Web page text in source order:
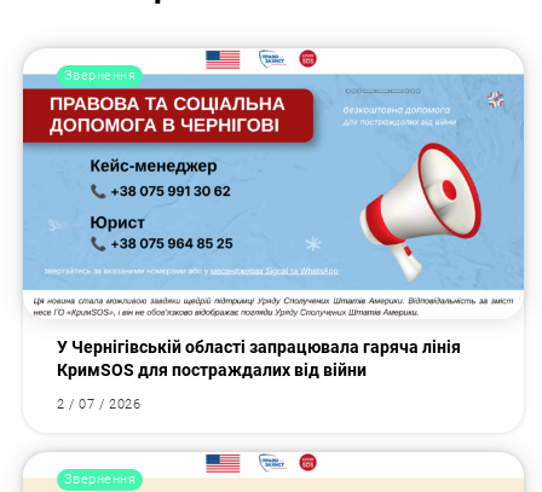
Звернення
У Чернігівській області запрацювала гаряча лінія
КримSOS для постраждалих від війни
2 / 07 / 2026
Звернення